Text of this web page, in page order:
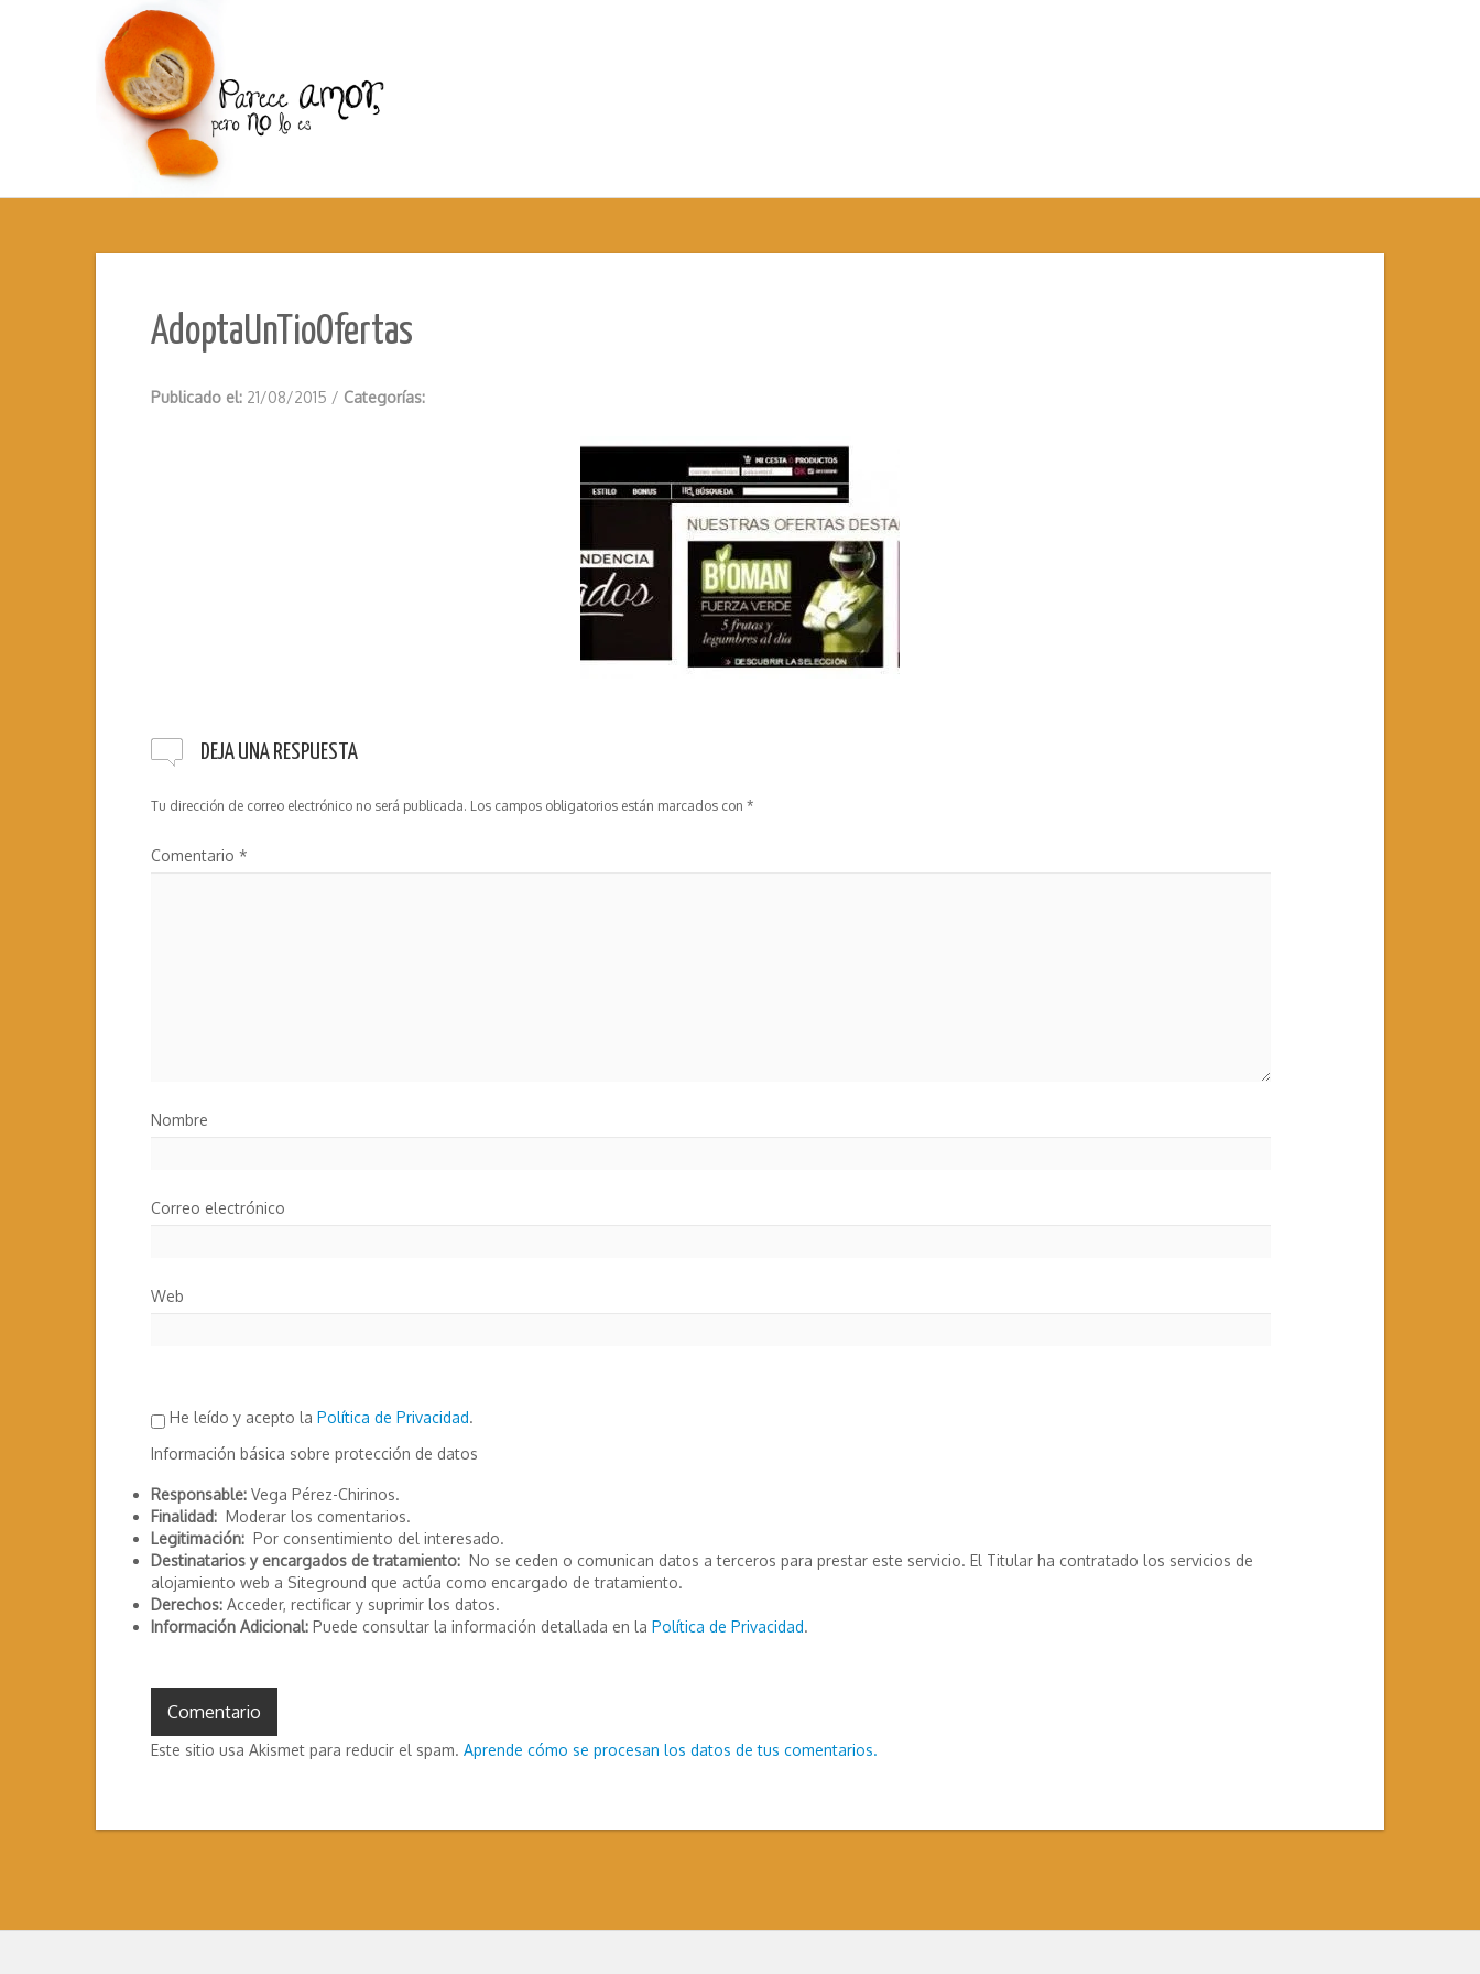
AdoptaUnTioOfertas
Publicado el: 21/08/2015 / Categorías:
DEJA UNA RESPUESTA
Tu dirección de correo electrónico no será publicada. Los campos obligatorios están marcados con *
Comentario *
Nombre
Correo electrónico
Web
He leído y acepto la Política de Privacidad.
Información básica sobre protección de datos
Responsable: Vega Pérez-Chirinos.
Finalidad: Moderar los comentarios.
Legitimación: Por consentimiento del interesado.
Destinatarios y encargados de tratamiento: No se ceden o comunican datos a terceros para prestar este servicio. El Titular ha contratado los servicios de
alojamiento web a Siteground que actúa como encargado de tratamiento.
Derechos: Acceder, rectificar y suprimir los datos.
Información Adicional: Puede consultar la información detallada en la Política de Privacidad.
Este sitio usa Akismet para reducir el spam. Aprende cómo se procesan los datos de tus comentarios.